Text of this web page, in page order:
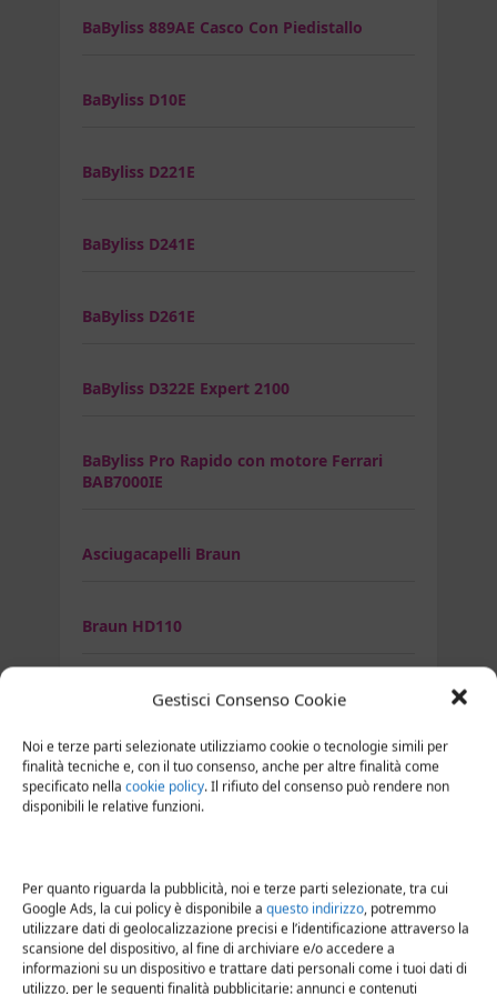
Gestisci Consenso Cookie
Noi e terze parti selezionate utilizziamo cookie o tecnologie simili per
finalità tecniche e, con il tuo consenso, anche per altre finalità come
specificato nella cookie policy. Il rifiuto del consenso può rendere non
disponibili le relative funzioni.
Per quanto riguarda la pubblicità, noi e terze parti selezionate, tra cui
Google Ads, la cui policy è disponibile a questo indirizzo, potremmo
utilizzare dati di geolocalizzazione precisi e l’identificazione attraverso la
scansione del dispositivo, al fine di archiviare e/o accedere a
informazioni su un dispositivo e trattare dati personali come i tuoi dati di
utilizzo, per le seguenti finalità pubblicitarie: annunci e contenuti
BaByliss 889AE Casco Con Piedistallo
BaByliss D10E
BaByliss D221E
BaByliss D241E
BaByliss D261E
BaByliss D322E Expert 2100
BaByliss Pro Rapido con motore Ferrari
BAB7000IE
Asciugacapelli Braun
Braun HD110
Braun HD310
Braun HD510
Braun HD710
Braun HD730